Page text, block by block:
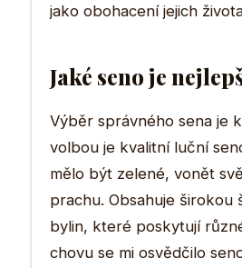
jako obohacení jejich
Jaké seno je
Výběr správného sena je
volbou je kvalitní luční
mělo být zelené, vonět
prachu. Obsahuje širokou
bylin, které poskytují
chovu se mi osvědčilo